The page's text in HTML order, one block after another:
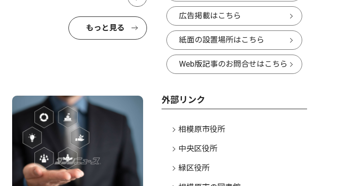
もっと見る
広告掲載はこちら
紙面の設置場所はこちら
Web版記事のお問合せはこちら
外部リンク
相模原市役所
中央区役所
緑区役所